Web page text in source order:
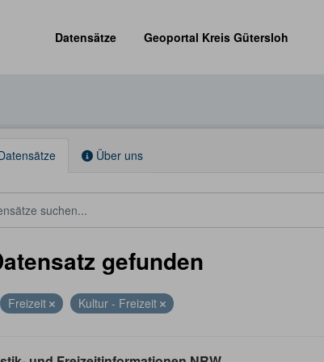
Datensätze
Geoportal Kreis Gütersloh
Über uns
gefunden
Freizeit Kultur - Freizeit